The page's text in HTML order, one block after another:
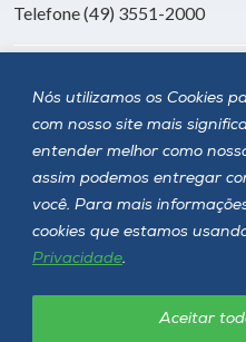
Nós utilizamos os Cookies
com nosso site mais
entender melhor como
assim podemos entregar
você. Para mais
cookies que estamos
Privacidade.
Aceitar
Telefone (49) 3551-2000
Siga a Unoesc